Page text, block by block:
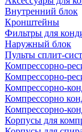
Внутренний блок
Кронштейны
Фильтры для
Наружный блок
Пульты сплит-
Компрессорно-
Компрессорно-
Компрессорно-
Компрессорно
Компрессорно-
Корпусы для